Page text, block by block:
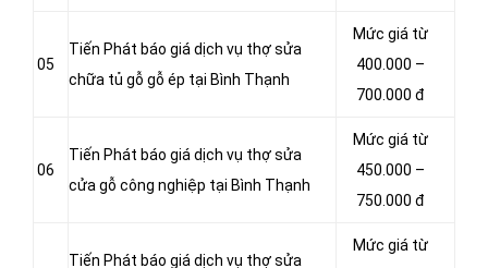
05
Tiến Phát báo giá dịch vụ thợ sửa
chữa tủ gỗ gỗ ép tại Bình Thạnh
Mức giá từ
400.000 –
700.000 đ
06
Tiến Phát báo giá dịch vụ thợ sửa
cửa gỗ công nghiệp tại Bình Thạnh
Mức giá từ
450.000 –
750.000 đ
Tiến Phát báo giá dịch vụ thợ sửa
Mức giá từ